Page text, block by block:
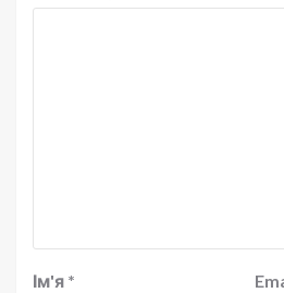
Ім'я *